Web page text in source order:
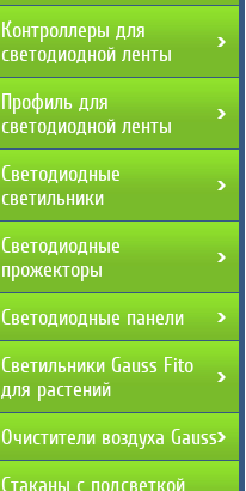
Контроллеры для
светодиодной ленты
Профиль для
светодиодной ленты
Светодиодные
светильники
Светодиодные
прожекторы
Светодиодные панели
Светильники Gauss Fito
для растений
Очистители воздуха Gauss
Стаканы с подсветкой